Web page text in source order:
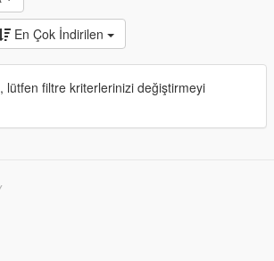
En Çok İndirilen
lütfen filtre kriterlerinizi değiştirmeyi